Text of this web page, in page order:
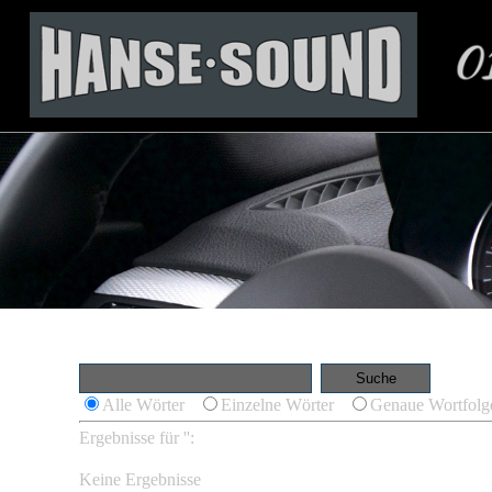
Alle Wörter Einzelne Wörter
Genaue
Ergebnisse für '':
Keine Ergebnisse